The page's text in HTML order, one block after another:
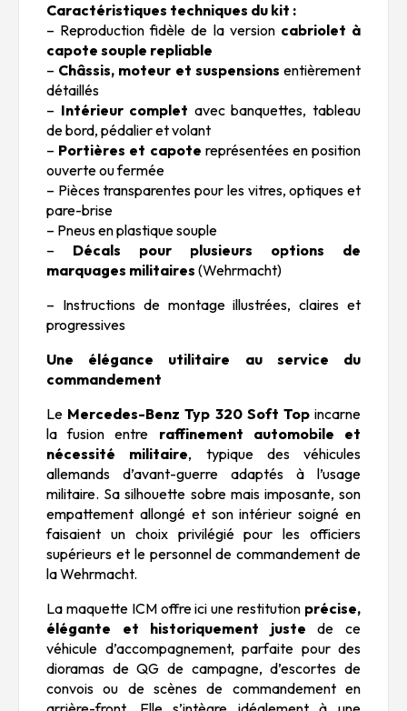
Caractéristiques techniques du kit :
– Reproduction fidèle de la version cabriolet à
capote souple repliable
– Châssis, moteur et suspensions entièrement
détaillés
– Intérieur complet avec banquettes, tableau
de bord, pédalier et volant
– Portières et capote représentées en position
ouverte ou fermée
– Pièces transparentes pour les vitres, optiques et
pare-brise
– Pneus en plastique souple
– Décals pour plusieurs options de
marquages militaires (Wehrmacht)
– Instructions de montage illustrées, claires et
progressives
Une élégance utilitaire au service du
commandement
Le Mercedes-Benz Typ 320 Soft Topincarne
la fusion entre raffinement automobile et
nécessité militaire, typique des véhicules
allemands d’avant-guerre adaptés à l’usage
militaire. Sa silhouette sobre mais imposante, son
empattement allongé et son intérieur soigné en
faisaient un choix privilégié pour les officiers
supérieurs et le personnel de commandement de
la Wehrmacht.
La maquette ICM offre ici une restitution précise,
élégante et historiquement juste de ce
véhicule d’accompagnement, parfaite pour des
dioramas de QG de campagne, d’escortes de
convois ou de scènes de commandement en